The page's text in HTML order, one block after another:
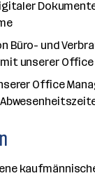
Büro- und
unserer Office
Office